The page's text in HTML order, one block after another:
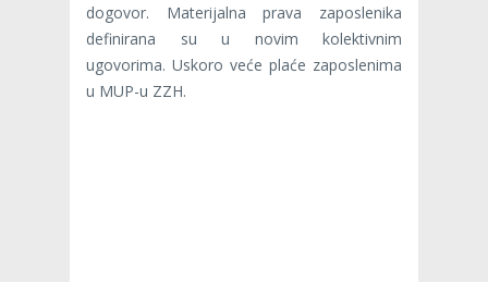
dogovor. Materijalna prava zaposlenika
definirana su u novim kolektivnim
ugovorima. Uskoro veće plaće zaposlenima
u MUP-u ZZH.